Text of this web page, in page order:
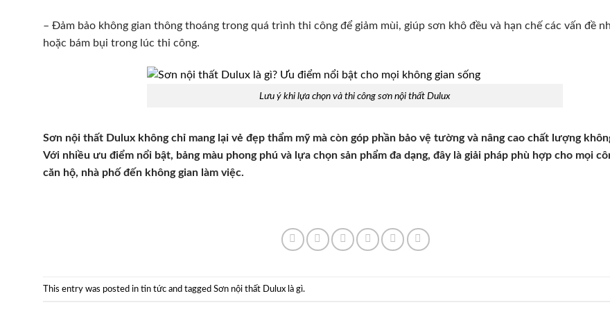
– Đảm bảo không gian thông thoáng trong quá trình thi công để giảm mùi, giúp sơn khô đều và hạn chế các vấn đề
hoặc bám bụi trong lúc thi công.
Lưu ý khi lựa chọn và thi công sơn nội thất Dulux
Sơn nội thất Dulux không chỉ mang lại vẻ đẹp thẩm mỹ mà còn góp phần bảo vệ tường và nâng cao chất lượng
Với nhiều ưu điểm nổi bật, bảng màu phong phú và lựa chọn sản phẩm đa dạng, đây là giải pháp phù hợp cho mọi
căn hộ, nhà phố đến không gian làm việc.
This entry was posted in tin tức and tagged Sơn nội thất Dulux là gì.